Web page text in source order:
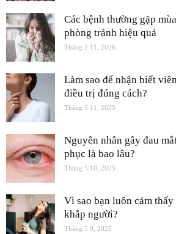
Các bệnh thường gặp
phòng tránh hiệu quả
Tháng 2 11, 2026
Làm sao để nhận biết
điều trị đúng cách?
Tháng 5 11, 2025
Nguyên nhân gây đau
phục là bao lâu?
Tháng 5 10, 2025
Vì sao bạn luôn cảm
khắp người?
Tháng 5 9, 2025